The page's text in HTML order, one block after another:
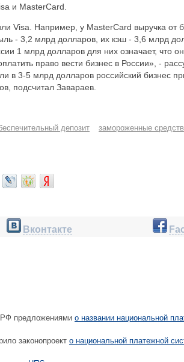
и MasterСard.
Visa. Например, у MasterСard выручка от
- 3,2 млрд долларов, их кэш - 3,6 млрд
1 млрд долларов для них означает, что
право вести бизнес в России», -
в 3-5 млрд долларов российский бизнес
подсчитал Завараев.
депозит замороженные
Вконтакте
предложениями о названии национальной
законопроект о национальной платежной